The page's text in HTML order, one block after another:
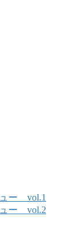
ー vol.1
ュー vol.2